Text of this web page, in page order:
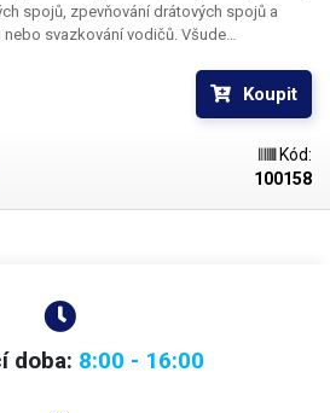
spojů, zpevňování drátových spojů a
svazkování vodičů. Všude
nyní možné nasadit teplem smrštitelné
Koupit
Kód:
100158
doba: 8:00 - 16:00